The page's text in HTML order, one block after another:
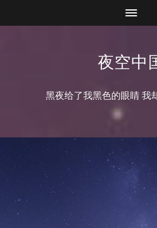
夜空中
黑夜给了我黑色的眼睛 我